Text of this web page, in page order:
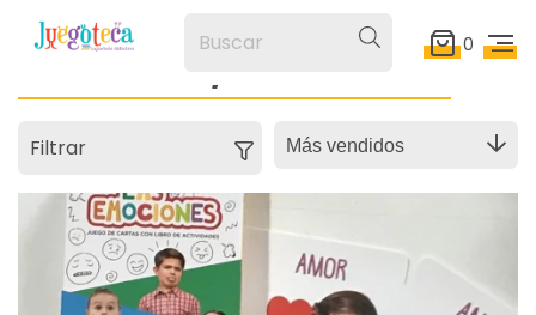
0
Por Edades, orientativas
Filtrar